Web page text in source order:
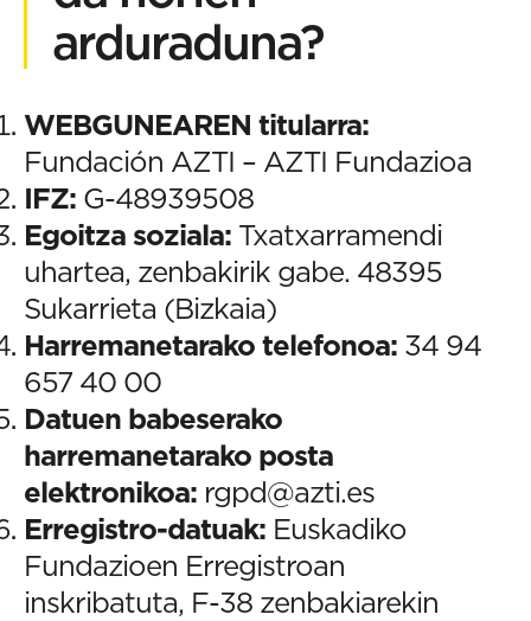
arduraduna?
WEBGUNEAREN titularra:
Fundación AZTI – AZTI Fundazioa
IFZ: G-48939508
Egoitza soziala: Txatxarramendi
uhartea, zenbakirik gabe. 48395
Sukarrieta (Bizkaia)
Harremanetarako telefonoa: 34 94
657 40 00
Datuen babeserako
harremanetarako posta
elektronikoa: rgpd@azti.es
Erregistro-datuak: Euskadiko
Fundazioen Erregistroan
inskribatuta, F-38 zenbakiarekin